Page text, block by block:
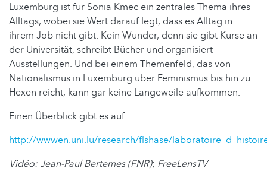
Luxemburg ist für Sonia Kmec ein zentrales Thema ihres
Alltags, wobei sie Wert darauf legt, dass es Alltag in
ihrem Job nicht gibt. Kein Wunder, denn sie gibt Kurse an
der Universität, schreibt Bücher und organisiert
Ausstellungen. Und bei einem Themenfeld, das von
Nationalismus in Luxemburg über Feminismus bis hin zu
Hexen reicht, kann gar keine Langeweile aufkommen.
Einen Überblick gibt es auf:
http://wwwen.uni.lu/research/flshase/
Vidéo: Jean-Paul Bertemes (FNR); FreeLensTV